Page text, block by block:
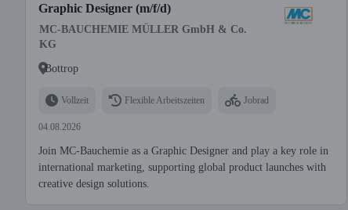
Graphic Designer (m/f/d)
MC-BAUCHEMIE MÜLLER GmbH & Co.
KG
Bottrop
Vollzeit Flexible Arbeitszeiten Jobrad
04.08.2026
Join MC-Bauchemie as a Graphic Designer and play a key role in
international marketing, supporting global product launches with
creative design solutions.